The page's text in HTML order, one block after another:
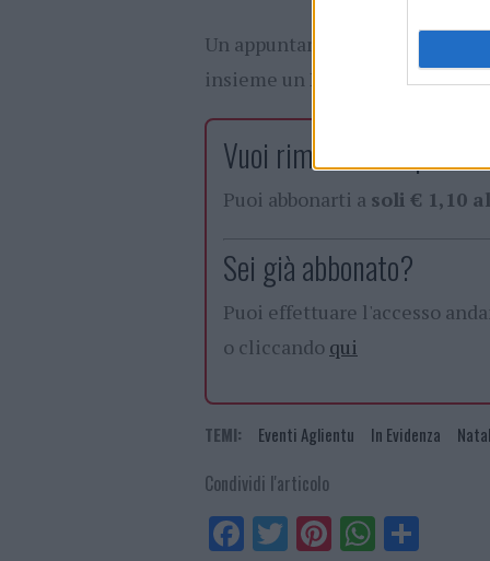
Un appuntamento da non
insieme un Natale fatto di
Vuoi rimuovere le
Puoi abbonarti a soli € 1,10
Sei già abbonato?
Puoi effettuare l'accesso
o cliccando qui
TEMI: Eventi Aglientu In Evidenza
Condividi l'articolo
Fa Tw Pi W